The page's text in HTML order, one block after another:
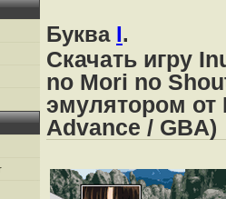
Буква I.
Скачать игру
no Mori no
эмулятором от
Advance / GBA)